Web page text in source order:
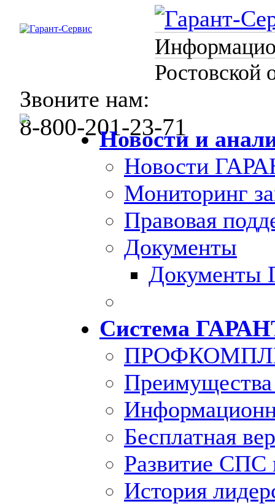
Ростовской
Звоните нам:
8-800-201-23-71
Новости и
Новости
Мониторинг
Правовая
Документы
Документы
Система
Бесплатная
Развитие СПС
История